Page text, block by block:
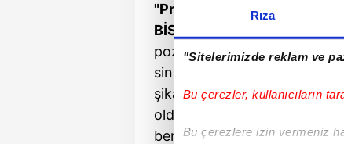
Rıza
"Sitelerimizde reklam ve
Bu çerezler, kullanıcıların
Bu çerezlere izin vermeniz
"Prostat iltihabı olabilir"
BİSİKLET
pozisyonu ile kullanım
sinir dediğimiz sinir kablosu
şikayetler yapabilir. Prostat
olduğundan karıştırılabilir.
benim dediklerimi de ilet.